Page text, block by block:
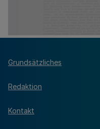
Grundsätzliches
Redaktion
Kontakt